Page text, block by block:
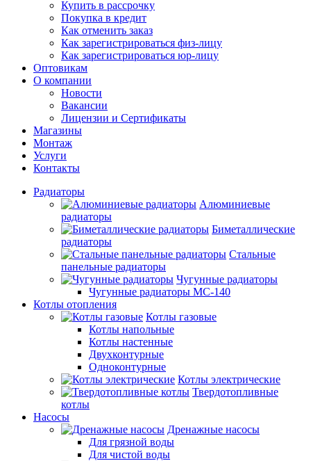
Купить в рассрочку
Покупка в кредит
Как отменить заказ
Как зарегистрироваться физ-лицу
Как зарегистрироваться юр-лицу
Оптовикам
О компании
Новости
Вакансии
Лицензии и Сертификаты
Магазины
Монтаж
Услуги
Контакты
Радиаторы
Алюминиевые
радиаторы
Биметаллические
радиаторы
Стальные
панельные радиаторы
Чугунные радиаторы
Чугунные радиаторы МС-140
Котлы отопления
Котлы газовые
Котлы напольные
Котлы настенные
Двухконтурные
Одноконтурные
Котлы электрические
Твердотопливные
котлы
Насосы
Дренажные насосы
Для грязной воды
Для чистой воды